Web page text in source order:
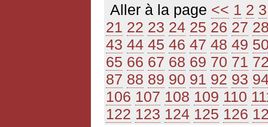
Aller à la page << 1 2 3
21 22 23 24 25 26 27
43 44 45 46 47 48 49
65 66 67 68 69 70 71
87 88 89 90 91 92 93
106 107 108 109 110
122 123 124 125 126